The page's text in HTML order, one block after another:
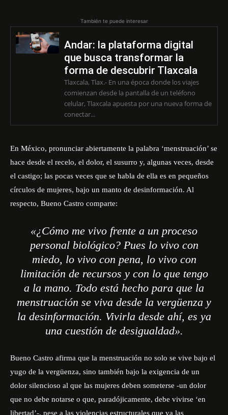
También te puede interesar
Andar: la plataforma digital
que busca transformar la
forma de descubrir Tlaxcala
Tlaxcala, Tlax.- En una época donde los viajes
comienzan desde la pantalla de un teléfono
celular, Tlaxcala apuesta por una nueva forma de
conectar...
En México, pronunciar abiertamente la palabra ‘menstruación’ se
hace desde el recelo, el dolor, el susurro y, algunas veces, desde
el castigo; las pocas veces que se habla de ella es en pequeños
círculos de mujeres, bajo un manto de desinformación. Al
respecto, Bueno Castro comparte:
«¿Cómo me vivo frente a un proceso
personal biológico? Pues lo vivo con
miedo, lo vivo con pena, lo vivo con
limitación de recursos y con lo que tengo
a la mano. Todo está hecho para que la
menstruación se viva desde la vergüenza y
la desinformación. Vivirla desde ahí, es ya
una cuestión de desigualdad».
Bueno Castro afirma que la menstruación no solo se vive bajo el
yugo de la vergüenza, sino también bajo la exigencia de un
dolor silencioso al que las mujeres deben someterse -un dolor
que no debe notarse o que, paradójicamente, debe vivirse ‘en
libertad’-, pese a las violencias estructurales que ya las